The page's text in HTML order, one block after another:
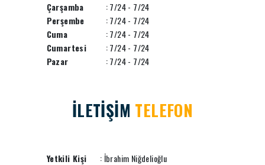
Çarşamba
: 7/24 - 7/24
Perşembe
: 7/24 - 7/24
Cuma
: 7/24 - 7/24
Cumartesi
: 7/24 - 7/24
Pazar
: 7/24 - 7/24
İLETİŞİM TELEFON
Yetkili Kişi
: İbrahim Niğdelioğlu